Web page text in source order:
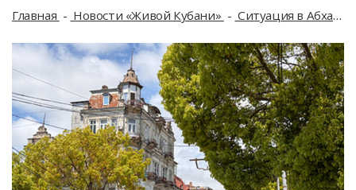
Главная Новости «Живой Кубани» Ситуация в Абхазии